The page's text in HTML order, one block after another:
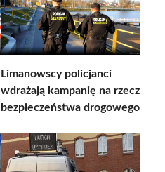
Limanowscy policjanci
wdrażają kampanię na rzecz
bezpieczeństwa drogowego